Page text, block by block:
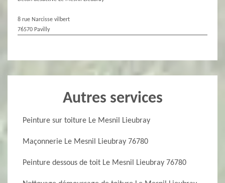
8 rue Narcisse vilbert
76570 Pavilly
Autres services
Peinture sur toiture Le Mesnil Lieubray
Maçonnerie Le Mesnil Lieubray 76780
Peinture dessous de toit Le Mesnil Lieubray 76780